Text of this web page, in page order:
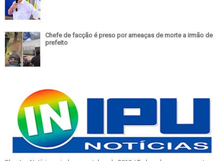
Chefe de facção é preso por ameaças de morte a irmão de
prefeito